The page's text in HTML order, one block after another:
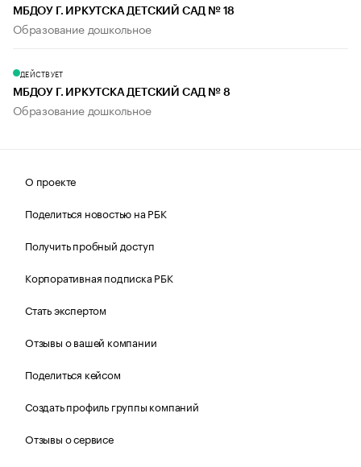
МБДОУ Г. ИРКУТСКА ДЕТСКИЙ САД № 18
Образование дошкольное
ДЕЙСТВУЕТ
МБДОУ Г. ИРКУТСКА ДЕТСКИЙ САД № 8
Образование дошкольное
О проекте
Поделиться новостью на РБК
Получить пробный доступ
Корпоративная подписка РБК
Стать экспертом
Отзывы о вашей компании
Поделиться кейсом
Создать профиль группы компаний
Отзывы о сервисе